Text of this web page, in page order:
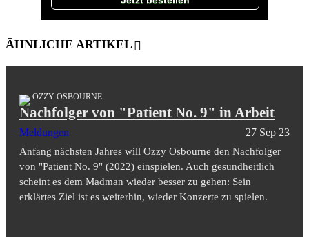
ÄHNLICHE ARTIKEL
OZZY OSBOURNE
Nachfolger von "Patient No. 9" in Arbeit
Meldungen 27 Sep 23
Anfang nächsten Jahres will Ozzy Osbourne den Nachfolger
von "Patient No. 9" (2022) einspielen. Auch gesundheitlich
scheint es dem Madman wieder besser zu gehen: Sein
erklärtes Ziel ist es weiterhin, wieder Konzerte zu spielen.